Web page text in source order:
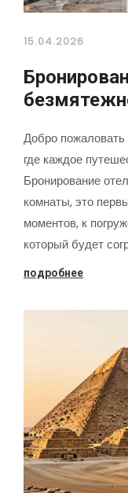
15.04.2026
Добро
где каждое
Бронирование
комнаты, это
моментов, к
который будет
подробнее